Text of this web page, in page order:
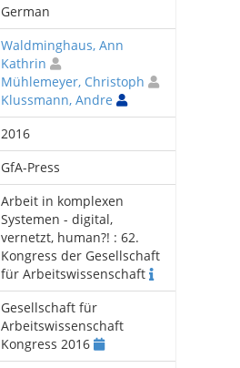
German
Waldminghaus, Ann
Kathrin
Mühlemeyer, Christoph
Klussmann, Andre
2016
GfA-Press
Arbeit in komplexen
Systemen - digital,
vernetzt, human?! : 62.
Kongress der Gesellschaft
für Arbeitswissenschaft
Gesellschaft für
Arbeitswissenschaft
Kongress 2016